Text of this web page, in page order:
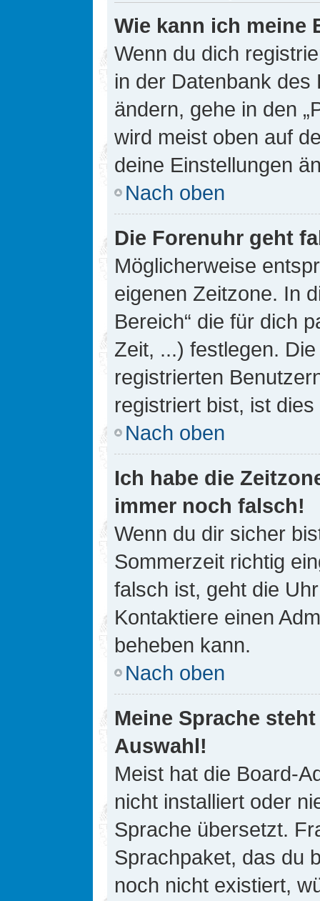
Wie kann ich meine
Wenn du dich
in der Datenbank
ändern, gehe in den
wird meist oben auf
deine Einstellungen
Nach oben
Die Forenuhr geht
Möglicherweise
eigenen Zeitzone. In
Bereich“ die für dich
Zeit, ...) festlegen.
registrierten
registriert bist, ist
Nach oben
Ich habe die
immer noch falsch!
Wenn du dir sicher
Sommerzeit richtig
falsch ist, geht die
Kontaktiere einen
beheben kann.
Nach oben
Meine Sprache
Auswahl!
Meist hat die Board-
nicht installiert oder
Sprache übersetzt.
Sprachpaket, das du
noch nicht existiert,